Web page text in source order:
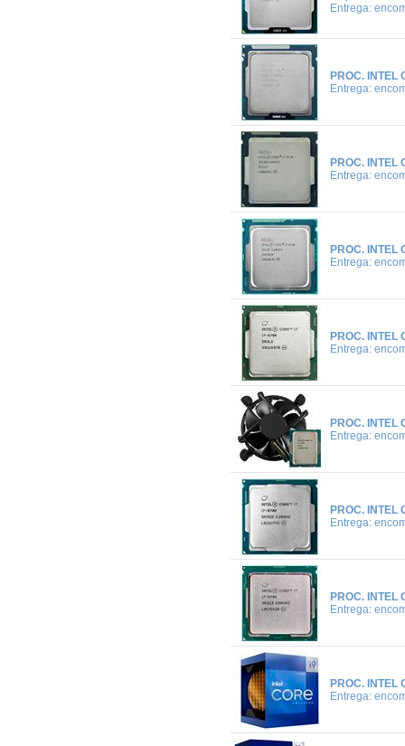
Entrega:
PROC. INTEL
Entrega:
PROC. INTEL
Entrega:
PROC. INTEL
Entrega:
PROC. INTEL
Entrega:
PROC. INTEL
Entrega:
PROC. INTEL
Entrega:
PROC. INTEL
Entrega:
PROC. INTEL
Entrega: